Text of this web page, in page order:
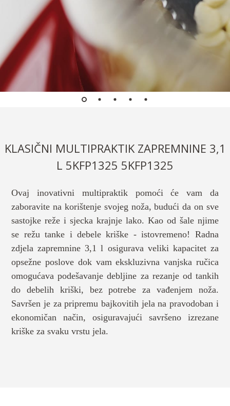
KLASIČNI MULTIPRAKTIK ZAPREMNINE 3,1
L 5KFP1325 5KFP1325
Ovaj inovativni multipraktik pomoći će vam da
zaboravite na korištenje svojeg noža, budući da on sve
sastojke reže i sjecka krajnje lako. Kao od šale njime
se režu tanke i debele kriške - istovremeno! Radna
zdjela zapremnine 3,1 l osigurava veliki kapacitet za
opsežne poslove dok vam ekskluzivna vanjska ručica
omogućava podešavanje debljine za rezanje od tankih
do debelih kriški, bez potrebe za vađenjem noža.
Savršen je za pripremu bajkovitih jela na pravodoban i
ekonomičan način, osiguravajući savršeno izrezane
kriške za svaku vrstu jela.